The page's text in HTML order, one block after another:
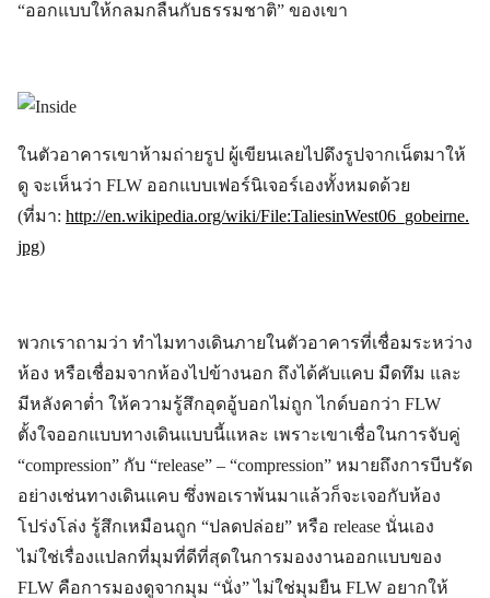
“ออกแบบให้กลมกลืนกับธรรมชาติ” ของเขา
ในตัวอาคารเขาห้ามถ่ายรูป ผู้เขียนเลยไปดึงรูปจากเน็ตมาให้
ดู จะเห็นว่า FLW ออกแบบเฟอร์นิเจอร์เองทั้งหมดด้วย
(ที่มา: http://en.wikipedia.org/wiki/File:TaliesinWest06_gobeirne.
jpg)
พวกเราถามว่า ทำไมทางเดินภายในตัวอาคารที่เชื่อมระหว่าง
ห้อง หรือเชื่อมจากห้องไปข้างนอก ถึงได้คับแคบ มืดทึม และ
มีหลังคาต่ำ ให้ความรู้สึกอุดอู้บอกไม่ถูก ไกด์บอกว่า FLW
ตั้งใจออกแบบทางเดินแบบนี้แหละ เพราะเขาเชื่อในการจับคู่
“compression” กับ “release” – “compression” หมายถึงการบีบรัด
อย่างเช่นทางเดินแคบ ซึ่งพอเราพ้นมาแล้วก็จะเจอกับห้อง
โปร่งโล่ง รู้สึกเหมือนถูก “ปลดปล่อย” หรือ release นั่นเอง
ไม่ใช่เรื่องแปลกที่มุมที่ดีที่สุดในการมองงานออกแบบของ
FLW คือการมองดูจากมุม “นั่ง” ไม่ใช่มุมยืน FLW อยากให้